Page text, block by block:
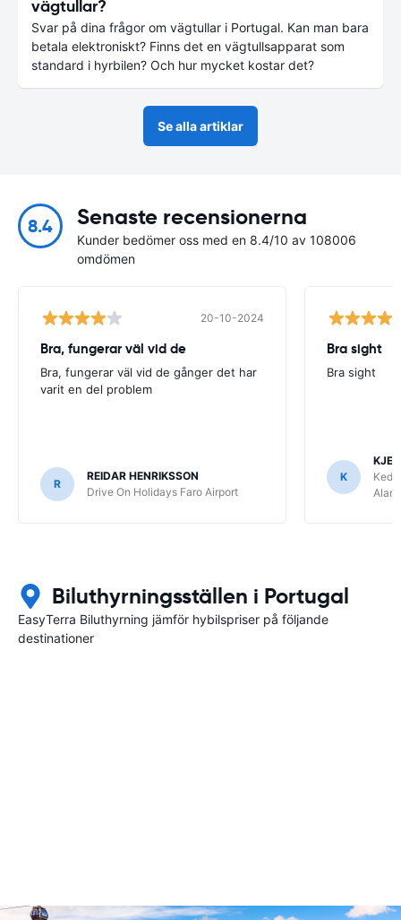
vägtullar?
Svar på dina frågor om vägtullar i Portugal. Kan man bara
betala elektroniskt? Finns det en vägtullsapparat som
standard i hyrbilen? Och hur mycket kostar det?
Se alla artiklar
8.4 Senaste recensionerna
Kunder bedömer oss med en 8.4/10 av 108006
omdömen
20-10-2024
Bra, fungerar väl vid de
Bra, fungerar väl vid de gånger det har
varit en del problem
R
REIDAR HENRIKSSON
Drive On Holidays Faro Airport
Bra sight
Bra sight
K
Biluthyrningsställen i Portugal
EasyTerra Biluthyrning jämför hybilspriser på följande
destinationer